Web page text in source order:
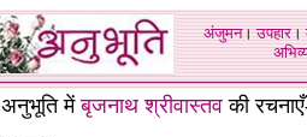
अंजुमन।उपहार।
अनुभूति मेंबृजनाथ श्रीवास्तवकी